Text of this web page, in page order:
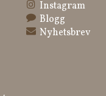
Instagram
Blogg
Nyhetsbrev